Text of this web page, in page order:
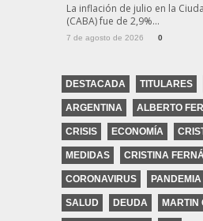
La inflación de julio en la
(CABA) fue de 2,9%...
7 de agosto de 2026 0
DESTACADA TITULARES
ARGENTINA ALBERTO
CRISIS ECONOMÍA
MEDIDAS CRISTINA
CORONAVIRUS PANDEMIA
SALUD DEUDA MARTIN